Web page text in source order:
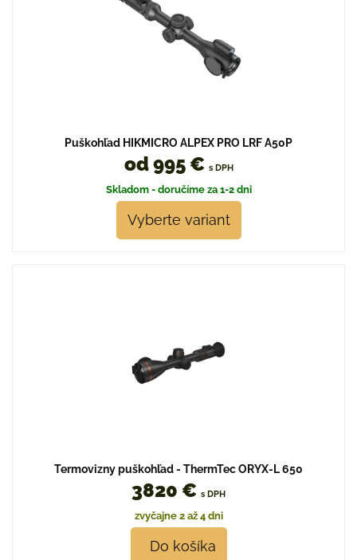
Puškohľad HIKMICRO ALPEX PRO LRF A50P
od 995 € s DPH
Skladom - doručíme za 1-2 dni
Vyberte variant
Termovizny puškohľad - ThermTec ORYX-L 650
3820 € s DPH
zvyčajne 2 až 4 dni
Do košíka